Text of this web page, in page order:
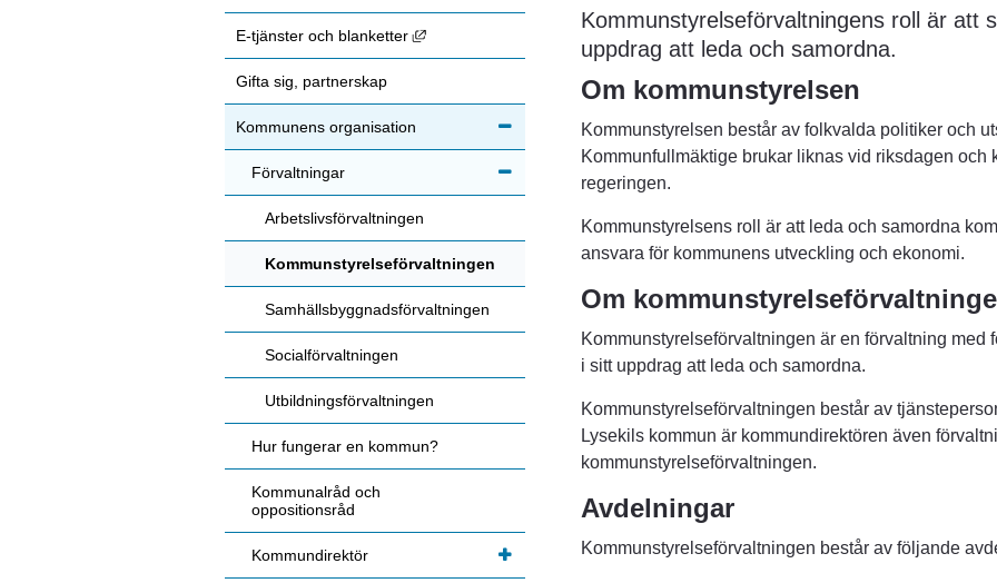
Kommunstyrelseförvaltningens roll är att
uppdrag att leda och samordna.
Om kommunstyrelsen
Kommunstyrelsen består av folkvalda politiker och
Kommunfullmäktige brukar liknas vid riksdagen och
regeringen.
Kommunstyrelsens roll är att leda och samordna
ansvara för kommunens utveckling och ekonomi.
Om
Kommunstyrelseförvaltningen är en förvaltning med
i sitt uppdrag att leda och samordna.
Kommunstyrelseförvaltningen består av
Lysekils kommun är kommundirektören även
kommunstyrelseförvaltningen.
Avdelningar
Kommunstyrelseförvaltningen består av följande
E-tjänster och blanketter Länk till annan webbplats, öppnas i nytt fönster.
Gifta sig, partnerskap
Kommunens organisation
Förvaltningar
Arbetslivsförvaltningen
Kommunstyrelseförvaltningen
Samhällsbyggnadsförvaltningen
Socialförvaltningen
Utbildningsförvaltningen
Hur fungerar en kommun?
Kommunalråd och
oppositionsråd
Kommundirektör